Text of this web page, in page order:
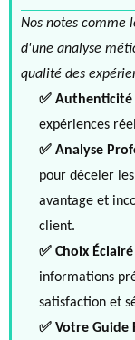
Nos notes comme
d'une analyse
qualité des
✅ Authenticité
expériences
✅ Analyse
pour déceler
avantage et
client.
✅ Choix
informations
satisfaction et
✅ Votre Guide